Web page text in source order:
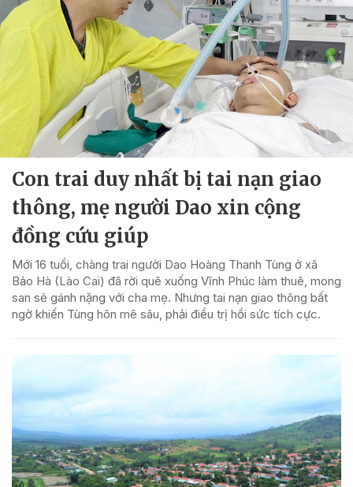
Con trai duy nhất bị tai nạn giao
thông, mẹ người Dao xin cộng
đồng cứu giúp
Mới 16 tuổi, chàng trai người Dao Hoàng Thanh Tùng ở xã
Bảo Hà (Lào Cai) đã rời quê xuống Vĩnh Phúc làm thuê, mong
san sẻ gánh nặng với cha mẹ. Nhưng tai nạn giao thông bất
ngờ khiến Tùng hôn mê sâu, phải điều trị hồi sức tích cực.